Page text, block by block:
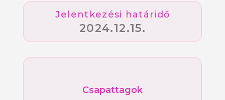
Jelentkezési határidő
2024.12.15.
Csapattagok